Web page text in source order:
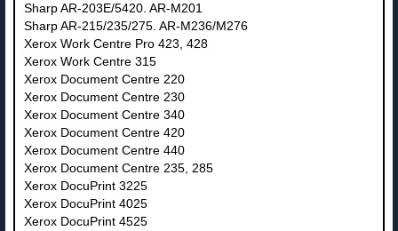
Sharp AR-203E/5420. AR-M201
Sharp AR-215/235/275. AR-M236/M276
Xerox Work Centre Pro 423, 428
Xerox Work Centre 315
Xerox Document Centre 220
Xerox Document Centre 230
Xerox Document Centre 340
Xerox Document Centre 420
Xerox Document Centre 440
Xerox Document Centre 235, 285
Xerox DocuPrint 3225
Xerox DocuPrint 4025
Xerox DocuPrint 4525